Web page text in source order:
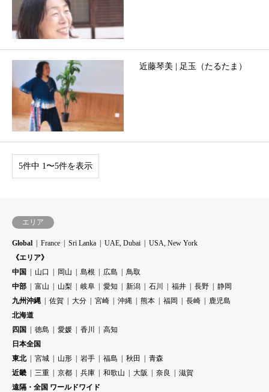
近藤琴美 | 足玉（たるたま）
5件中 1〜5件を表示
エリア
Global France Sri Lanka UAE, Dubai
USA, New York
《エリア》
中国
山口 岡山 島根 広島
鳥取
中部
富山 山梨 岐阜 愛知 新潟 石川 福井 長野
静岡
九州沖縄
佐賀 大分 宮崎 沖縄 熊本 福岡 長崎
鹿児島
北海道
四国
徳島 愛媛 香川
高知
日本全国
東北
宮城 山形 岩手 福島 秋田
青森
近畿
三重 京都 兵庫 和歌山 大阪 奈良
滋賀
遠隔・全国 ワールドワイド